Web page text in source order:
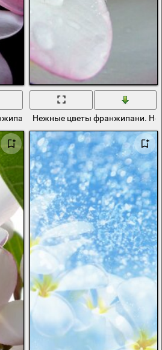
на черном фоне
Нежные цветы франжипани.